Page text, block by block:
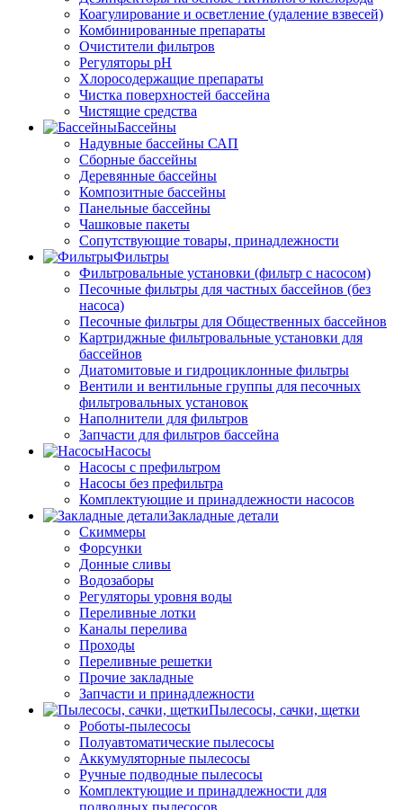
Коагулирование и осветление (удаление взвесей)
Комбинированные препараты
Очистители фильтров
Регуляторы pH
Хлоросодержащие препараты
Чистка поверхностей бассейна
Чистящие средства
Бассейны
Надувные бассейны САП
Сборные бассейны
Деревянные бассейны
Композитные бассейны
Панельные бассейны
Чашковые пакеты
Сопутствующие товары, принадлежности
Фильтры
Фильтровальные установки (фильтр с насосом)
Песочные фильтры для частных бассейнов (без
насоса)
Песочные фильтры для Общественных бассейнов
Картриджные фильтровальные установки для
бассейнов
Диатомитовые и гидроциклонные фильтры
Вентили и вентильные группы для песочных
фильтровальных установок
Наполнители для фильтров
Запчасти для фильтров бассейна
Насосы
Насосы с префильтром
Насосы без префильтра
Комплектующие и принадлежности насосов
Закладные детали
Скиммеры
Форсунки
Донные сливы
Водозаборы
Регуляторы уровня воды
Переливные лотки
Каналы перелива
Проходы
Переливные решетки
Прочие закладные
Запчасти и принадлежности
Пылесосы, сачки, щетки
Роботы-пылесосы
Полуавтоматические пылесосы
Аккумуляторные пылесосы
Ручные подводные пылесосы
Комплектующие и принадлежности для
подводных пылесосов